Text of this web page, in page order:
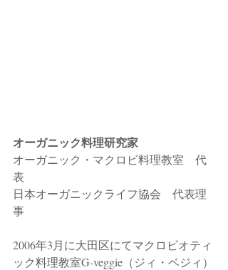
オーガニック料理研究家
オーガニック・マクロビ料理教室　代
表
日本オーガニックライフ協会　代表理
事
2006年3月に大田区にてマクロビオティ
ック料理教室G-veggie（ジィ・ベジィ）